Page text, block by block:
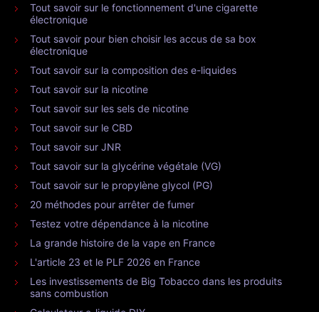
Tout savoir sur le fonctionnement d'une cigarette
électronique
Tout savoir pour bien choisir les accus de sa box
électronique
Tout savoir sur la composition des e-liquides
Tout savoir sur la nicotine
Tout savoir sur les sels de nicotine
Tout savoir sur le CBD
Tout savoir sur JNR
Tout savoir sur la glycérine végétale (VG)
Tout savoir sur le propylène glycol (PG)
20 méthodes pour arrêter de fumer
Testez votre dépendance à la nicotine
La grande histoire de la vape en France
L'article 23 et le PLF 2026 en France
Les investissements de Big Tobacco dans les produits
sans combustion